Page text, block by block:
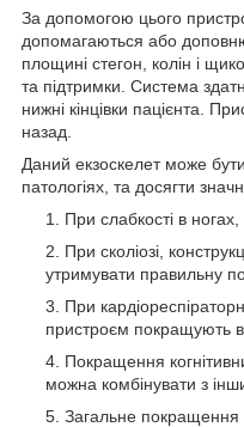
За допомогою цього
допомагаються або
площині стегон, колін і
та підтримки. Система
нижні кінцівки пацієнта.
назад.
Даний екзоскелет може
патологіях, та досягти
При слабкості в
При сколіозі,
утримувати правильну
При
пристроєм покращують
Покращення
можна комбінувати з
Загальне покращення